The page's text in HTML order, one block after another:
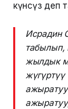
күнөөсүз
Исрадин
табылып,
жылдык
жүгүртүү